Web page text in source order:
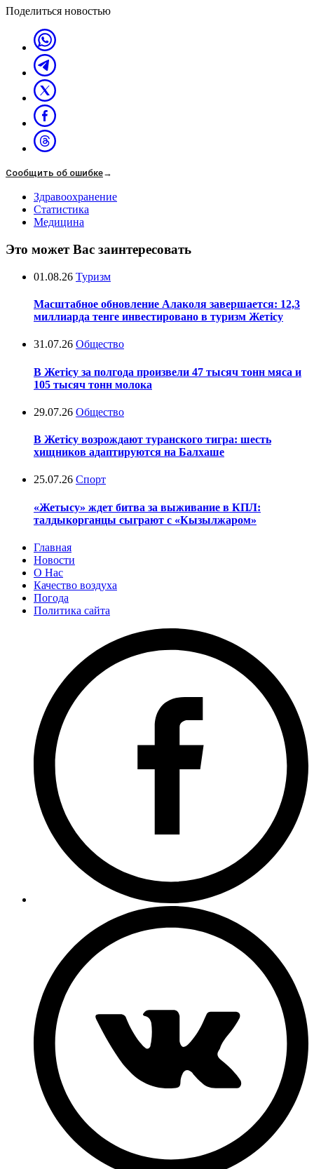
Поделиться новостью
Сообщить об ошибке→
Здравоохранение
Статистика
Медицина
Это может Вас заинтересовать
01.08.26 Туризм
Масштабное обновление Алаколя завершается: 12,3
миллиарда тенге инвестировано в туризм Жетісу
31.07.26 Общество
В Жетісу за полгода произвели 47 тысяч тонн мяса и
105 тысяч тонн молока
29.07.26 Общество
В Жетісу возрождают туранского тигра: шесть
хищников адаптируются на Балхаше
25.07.26 Спорт
«Жетысу» ждет битва за выживание в КПЛ:
талдыкорганцы сыграют с «Кызылжаром»
Главная
Новости
О Нас
Качество воздуха
Погода
Политика сайта